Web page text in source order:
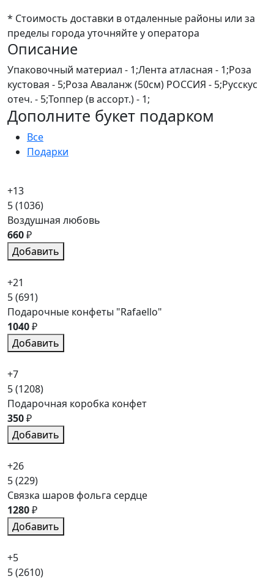
* Стоимость доставки в отдаленные районы или за
пределы города уточняйте у оператора
Описание
Упаковочный материал - 1;Лента атласная - 1;Роза
кустовая - 5;Роза Аваланж (50см) РОССИЯ - 5;Русскус
отеч. - 5;Топпер (в ассорт.) - 1;
Дополните букет подарком
Все
Подарки
+13
5(1036)
Воздушная любовь
660₽
Добавить
+21
5(691)
Подарочные конфеты "Rafaello"
1040₽
Добавить
+7
5(1208)
Подарочная коробка конфет
350₽
Добавить
+26
5(229)
Связка шаров фольга сердце
1280₽
Добавить
+5
5(2610)